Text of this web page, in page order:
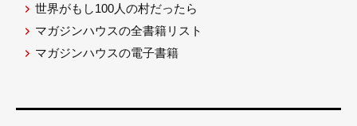
世界がもし100人の村だったら
マガジンハウスの全書籍リスト
マガジンハウスの電子書籍